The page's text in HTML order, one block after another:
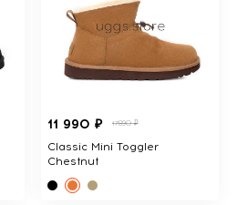
11 990 ₽ 17890 ₽
Classic Mini Toggler
Chestnut